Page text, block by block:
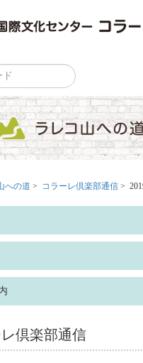
への道 > コラーレ倶楽部通信 >
倶楽部通信